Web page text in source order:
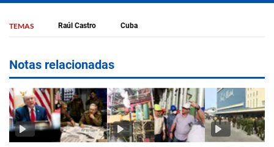
TEMAS Raúl Castro Cuba
Notas relacionadas